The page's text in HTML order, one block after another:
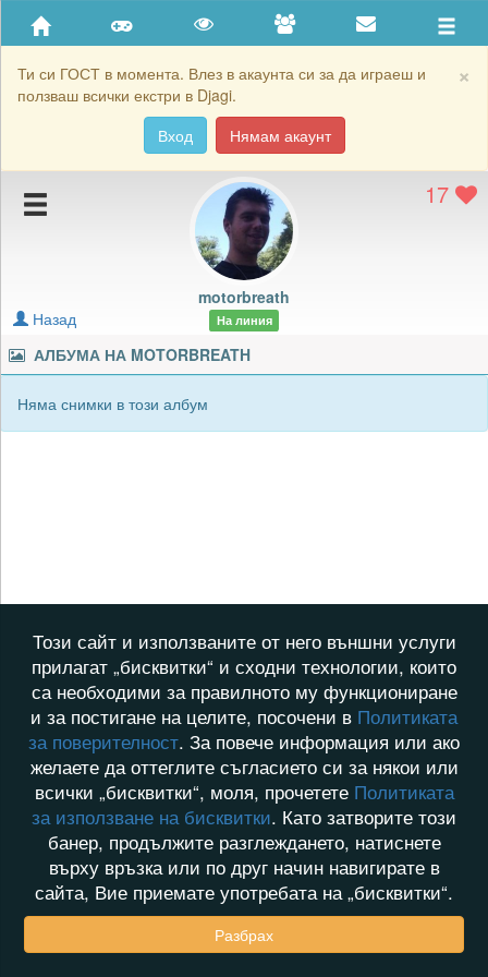
×
Ти си ГОСТ в момента. Влез в акаунта си за да играеш и
ползваш всички екстри в Djagi.
Вход
Нямам акаунт
Приятели
Хронология на игри
Подаръците на motorbreath
Картичките на motorbreath
Блокирай motorbreath
17
motorbreath
На линия
Назад
АЛБУМА НА MOTORBREATH
Няма снимки в този албум
Този сайт и използваните от него външни услуги
прилагат „бисквитки“ и сходни технологии, които
са необходими за правилното му функциониране
и за постигане на целите, посочени в Политиката
за поверителност. За повече информация или ако
желаете да оттеглите съгласието си за някои или
всички „бисквитки“, моля, прочетете Политиката
за използване на бисквитки. Като затворите този
банер, продължите разглеждането, натиснете
върху връзка или по друг начин навигирате в
сайта, Вие приемате употребата на „бисквитки“.
Разбрах